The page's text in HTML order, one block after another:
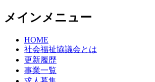
メインメニュー
HOME
社会福祉協議会とは
更新履歴
事業一覧